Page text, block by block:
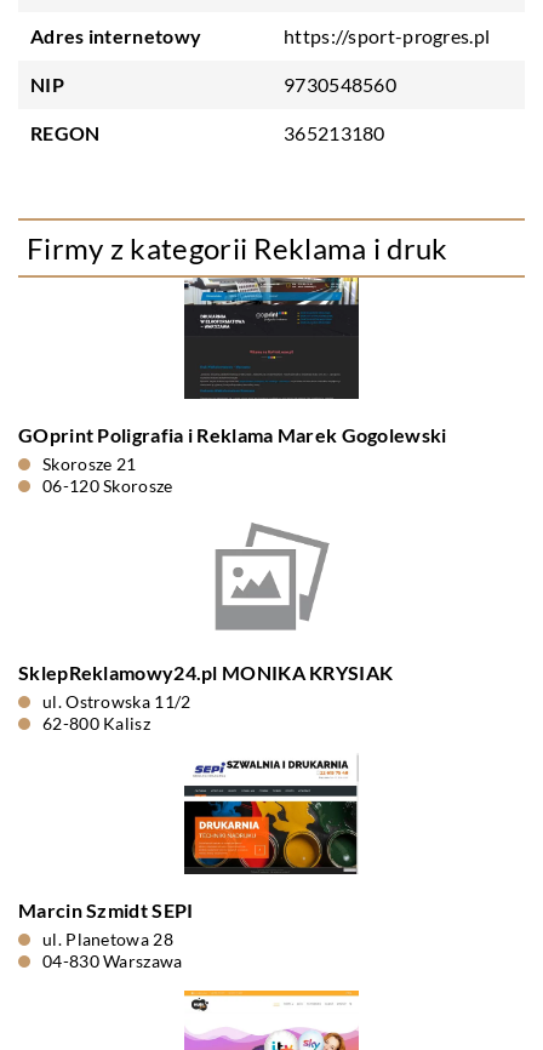
Adres internetowy https://sport-progres.pl
NIP 9730548560
REGON 365213180
Firmy z kategorii Reklama i druk
GOprint Poligrafia i Reklama Marek Gogolewski
Skorosze 21
06-120 Skorosze
SklepReklamowy24.pl MONIKA KRYSIAK
ul. Ostrowska 11/2
62-800 Kalisz
Marcin Szmidt SEPI
ul. Planetowa 28
04-830 Warszawa